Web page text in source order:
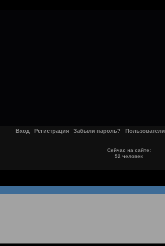
Вход Регистрация Забыли пароль? Пользователи
Сейчас на сайте:
52 человек